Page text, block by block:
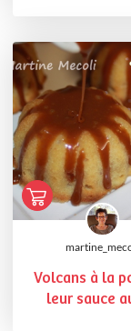
Volcans à la
leur sauce